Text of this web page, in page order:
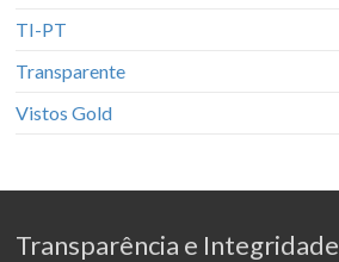
TI-PT
Transparente
Vistos Gold
Transparência e Integridade